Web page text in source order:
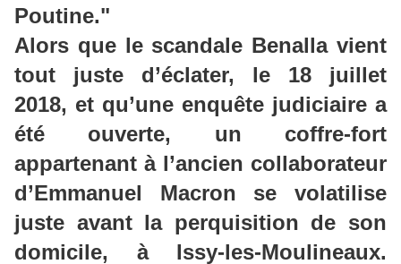
Poutine."
Alors que le scandale Benallavient
tout juste d’éclater, le 18 juillet
2018, et qu’une enquête judiciaire a
été ouverte, un coffre-fort
appartenant à l’ancien collaborateur
d’Emmanuel Macron se volatilise
juste avant la perquisition de son
domicile, à Issy-les-Moulineaux.